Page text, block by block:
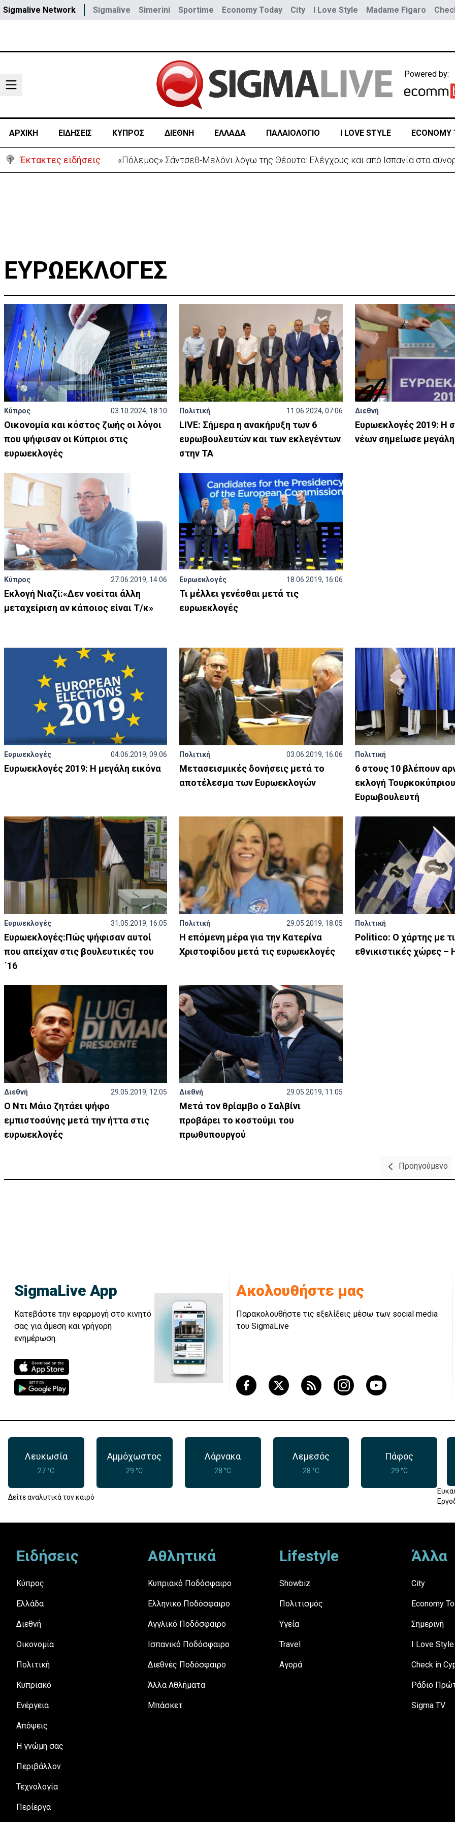
Sigmalive Network Sigmalive Simerini Sportime Economy Today City I Love Style Madame Figaro
Powered by:
ΑΡΧΙΚΗ ΕΙΔΗΣΕΙΣ ΚΥΠΡΟΣ ΔΙΕΘΝΗ ΕΛΛΑΔΑ ΠΑΛΑΙΟΛΟΓΙΟ I LOVE STYLE ECONOMY
Έκτακτες ειδήσεις «Πόλεμος» Σάντσεθ-Μελόνι λόγω της Θέουτα: Ελέγχους και από Ισπανία στα
ΕΥΡΩΕΚΛΟΓΕΣ
Κύπρος 03.10.2024, 18:10
Οικονομία και κόστος ζωής οι λόγοι
που ψήφισαν οι Κύπριοι στις
ευρωεκλογές
Πολιτική 11.06.2024, 07:06
LIVE: Σήμερα η ανακήρυξη των 6
ευρωβουλευτών και των εκλεγέντων
στην ΤΑ
Διεθνή
Ευρωεκλογές 2019: Η
νέων σημείωσε
Κύπρος 27.06.2019, 14:06
Εκλογή Νιαζί:«Δεν νοείται άλλη
μεταχείριση αν κάποιος είναι Τ/κ»
Ευρωεκλογές 18.06.2019, 16:06
Τι μέλλει γενέσθαι μετά τις
ευρωεκλογές
Ευρωεκλογές 04.06.2019, 09:06
Ευρωεκλογές 2019: Η μεγάλη εικόνα
Πολιτική 03.06.2019, 16:06
Μετασεισμικές δονήσεις μετά το
αποτέλεσμα των Ευρωεκλογών
Πολιτική
6 στους 10 βλέπουν
εκλογή Τουρκοκύπριου
Ευρωβουλευτή
Ευρωεκλογές 31.05.2019, 16:05
Ευρωεκλογές:Πώς ψήφισαν αυτοί
που απείχαν στις βουλευτικές του
΄16
Πολιτική 29.05.2019, 18:05
Η επόμενη μέρα για την Κατερίνα
Χριστοφίδου μετά τις ευρωεκλογές
Πολιτική
Politico: Ο χάρτης με
εθνικιστικές χώρες –
Διεθνή 29.05.2019, 12:05
Ο Ντι Μάιο ζητάει ψήφο
εμπιστοσύνης μετά την ήττα στις
ευρωεκλογές
Διεθνή 29.05.2019, 11:05
Μετά τον θρίαμβο ο Σαλβίνι
προβάρει το κοστούμι του
πρωθυπουργού
Προηγούμενο
SigmaLive App
Κατεβάστε την εφαρμογή στο κινητό
σας για άμεση και γρήγορη
ενημέρωση.
Ακολουθήστε μας
Παρακολουθήστε τις εξελίξεις μέσω των social media
του SigmaLive
Λευκωσία
27 °C
Αμμόχωστος
29 °C
Λάρνακα
28 °C
Λεμεσός
28 °C
Πάφος
29 °C
Δείτε αναλυτικά τον καιρό
Ειδήσεις
Κύπρος
Ελλάδα
Διεθνή
Οικονομία
Πολιτική
Κυπριακό
Ενέργεια
Απόψεις
H γνώμη σας
Περιβάλλον
Τεχνολογία
Περίεργα
Αθλητικά
Κυπριακό Ποδόσφαιρο
Ελληνικό Ποδόσφαιρο
Αγγλικό Ποδόσφαιρο
Ισπανικό Ποδόσφαιρο
Διεθνές Ποδόσφαιρο
Άλλα Αθλήματα
Μπάσκετ
Lifestyle
Showbiz
Πολιτισμός
Υγεία
Travel
Αγορά
Άλλα
City
Economy
Σημερινή
I Love Style
Check in
Ράδιο
Sigma TV